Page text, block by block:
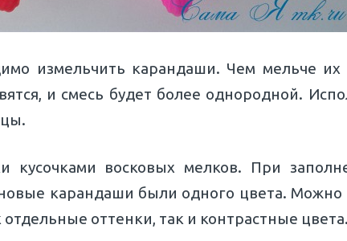
измельчить карандаши. Чем мельче их
и смесь будет более однородной.
кусочками восковых мелков. При
карандаши были одного цвета. Можно
оттенки, так и контрастные цвета.